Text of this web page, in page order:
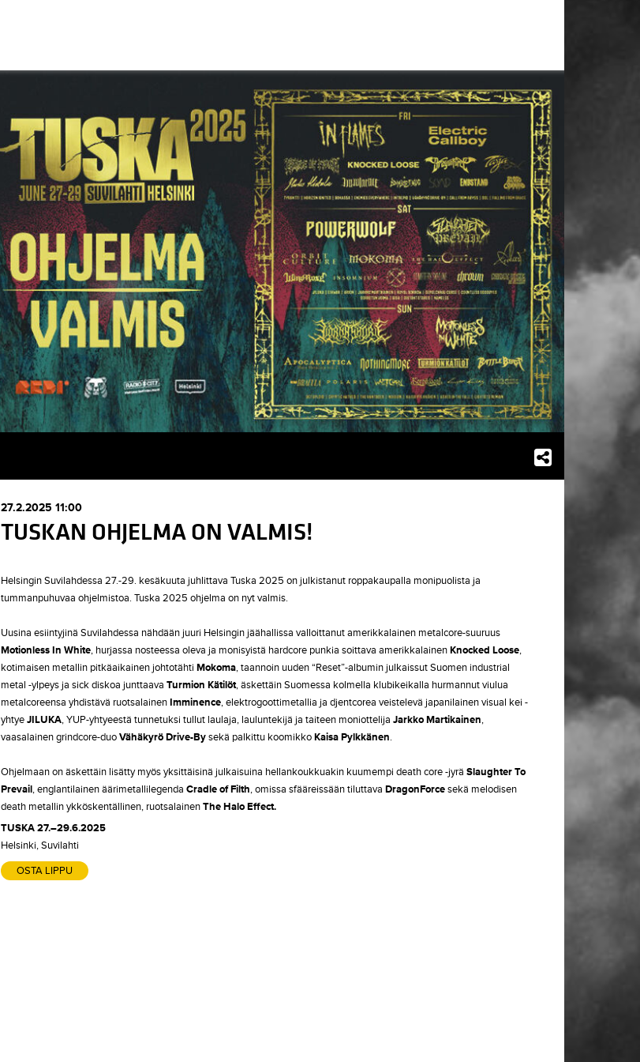
27.2.2025 11:00
TUSKAN OHJELMA ON VALMIS!
Helsingin Suvilahdessa 27.-29. kesäkuuta juhlittava Tuska 2025 on julkistanut roppakaupalla monipuolista ja
tummanpuhuvaa ohjelmistoa. Tuska 2025 ohjelma on nyt valmis.
Uusina esiintyjinä Suvilahdessa nähdään juuri Helsingin jäähallissa valloittanut amerikkalainen metalcore-suuruus
Motionless In White, hurjassa nosteessa oleva ja monisyistä hardcore punkia soittava amerikkalainenKnocked Loose,
kotimaisen metallin pitkäaikainen johtotähti Mokoma, taannoin uuden “Reset”-albumin julkaissut Suomen industrial
metal -ylpeys ja sick diskoa junttaava Turmion Kätilöt, äskettäin Suomessa kolmella klubikeikalla hurmannut viulua
metalcoreensa yhdistävä ruotsalainenImminence, elektrogoottimetallia ja djentcorea veistelevä japanilainen visual kei -
yhtyeJILUKA, YUP-yhtyeestä tunnetuksi tullut laulaja, lauluntekijä ja taiteen moniottelija Jarkko Martikainen,
vaasalainen grindcore-duoVähäkyrö Drive-Bysekä palkittu koomikkoKaisa Pylkkänen.
Ohjelmaan on äskettäin lisätty myös yksittäisinä julkaisuina hellankoukkuakin kuumempi death core -jyrä Slaughter To
Prevail, englantilainen äärimetallilegenda Cradle of Filth, omissa sfääreissään tiluttava DragonForcesekä melodisen
death metallin ykköskentällinen, ruotsalainenThe Halo Effect.
TUSKA 27.–29.6.2025
Helsinki, Suvilahti
OSTA LIPPU